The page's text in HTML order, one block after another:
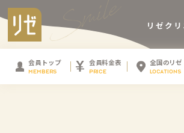
会員トップ
MEMBERS
会員料金表
PRICE
全国のリゼ
LOCATIONS